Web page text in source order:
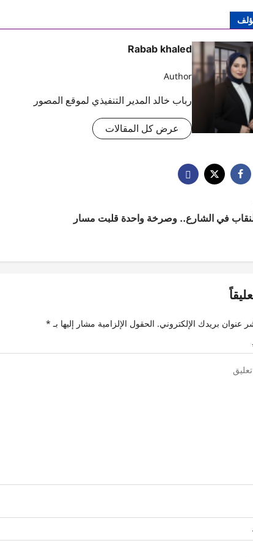
Rabab khaled
Author
رباب خالد المدير التنفيذي لموقع المصور
عرض كل المقالات
في الشارع.. وصرخة واحدة قلبت مسار
عنوان بريدك الإلكتروني. الحقول الإلزامية مشار إليها بـ *